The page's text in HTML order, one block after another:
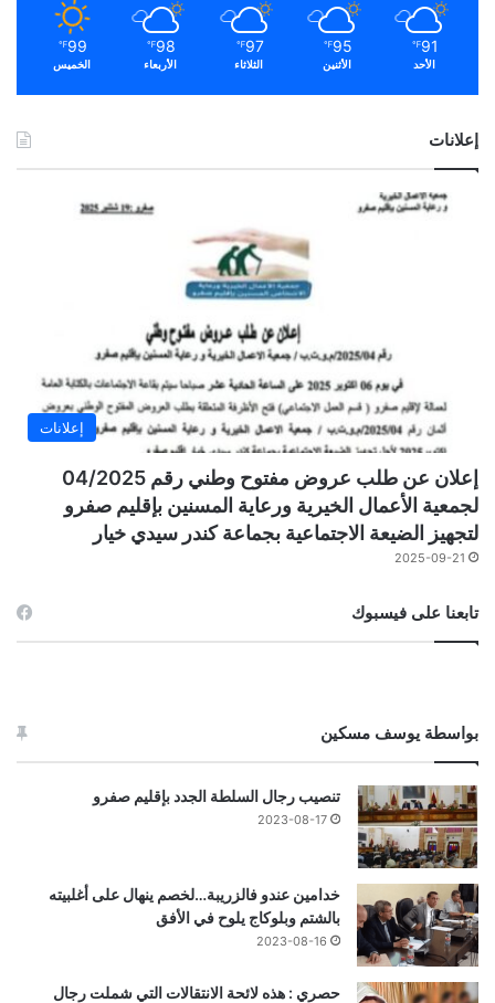
91
℉
الأحد
95
℉
الأثنين
97
℉
الثلاثاء
98
℉
الأربعاء
99
℉
الخميس
إعلانات
إعلانات
إعلان عن طلب عروض مفتوح وطني رقم 04/2025
لجمعية الأعمال الخيرية ورعاية المسنين بإقليم صفرو
لتجهيز الضيعة الاجتماعية بجماعة كندر سيدي خيار
2025-09-21
تابعنا على فيسبوك
بواسطة يوسف مسكين
تنصيب رجال السلطة الجدد بإقليم صفرو
2023-08-17
خدامين عندو فالزريبة…لخصم ينهال على أغلبيته
بالشتم وبلوكاج يلوح في الأفق
2023-08-16
حصري : هذه لائحة الانتقالات التي شملت رجال